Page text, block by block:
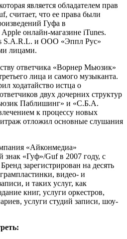
является обладателем прав
считает, что ее права были
Гуфа в
онлайн-магазине iTunes.
S.A.R.L. и ООО «Эппл Рус»
лицами.
ответчика «Ворнер Мьюзик»
лица и самого музыканта.
ходатайство истца о
двух дочерних структур
Паблишинг» и «С.Б.А.
к процессу новых
отложил основные слушания
«Айконмедиа»
знак «Гуф»/Guf в 2007 году, с
зарегистрирован на десять
видео- и
и таких услуг, как
книг, услуги оркестров,
услуги студий записи, шоу-